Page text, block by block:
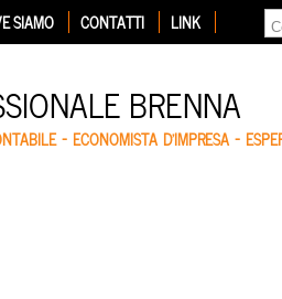
SIAMO CONTATTI LINK
BRENNA
– ECONOMISTA D'IMPRESA –